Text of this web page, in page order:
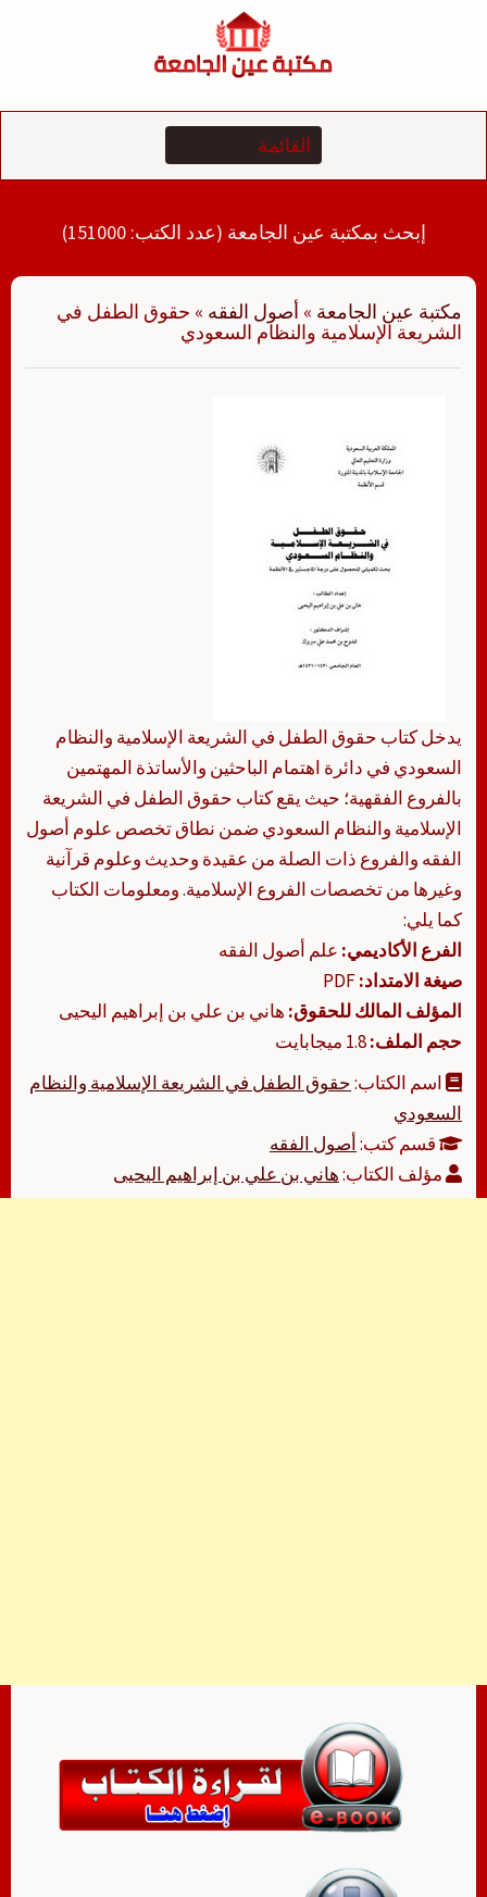
إبحث بمكتبة عين الجامعة (عدد الكتب: 151000)
مكتبة عين الجامعة » أصول الفقه » حقوق الطفل في
الشريعة الإسلامية والنظام السعودي
يدخل كتاب حقوق الطفل في الشريعة الإسلامية والنظام
السعودي في دائرة اهتمام الباحثين والأساتذة المهتمين
بالفروع الفقهية؛ حيث يقع كتاب حقوق الطفل في الشريعة
الإسلامية والنظام السعودي ضمن نطاق تخصص علوم أصول
الفقه والفروع ذات الصلة من عقيدة وحديث وعلوم قرآنية
وغيرها من تخصصات الفروع الإسلامية. ومعلومات الكتاب
كما يلي:
الفرع الأكاديمي: علم أصول الفقه
صيغة الامتداد:
المؤلف المالك للحقوق: هاني بن علي بن إبراهيم اليحيى
حجم الملف:
اسم الكتاب:حقوق الطفل في الشريعة الإسلامية والنظام
السعودي
قسم كتب:أصول الفقه
مؤلف الكتاب:هاني بن علي بن إبراهيم اليحيى